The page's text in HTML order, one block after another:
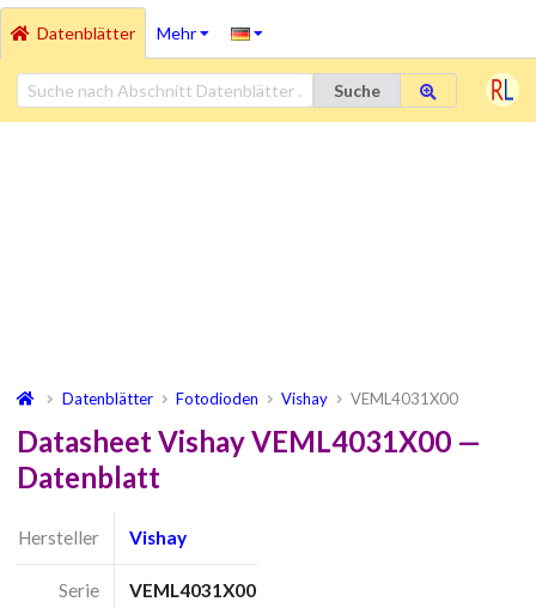
Datenblätter Mehr
Suche
Datenblätter Fotodioden Vishay VEML4031X00
Datasheet Vishay VEML4031X00 —
Datenblatt
Hersteller Vishay
Serie VEML4031X00